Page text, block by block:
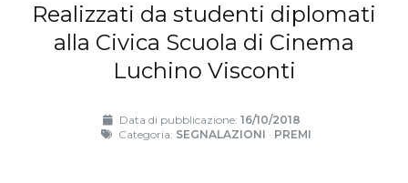
Realizzati da studenti diplomati
alla Civica Scuola di Cinema
Luchino Visconti
Data di pubblicazione:16/10/2018
Categoria: SEGNALAZIONI · PREMI